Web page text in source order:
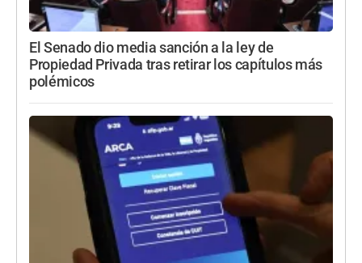
El Senado dio media sanción a la ley de
Propiedad Privada tras retirar los capítulos más
polémicos